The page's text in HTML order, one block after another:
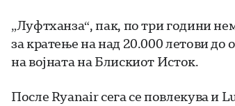
„Луфтханза“, пак, по три години
за кратење на над 20.000 летови
на војната на Блискиот Исток.
После Ryanair сега се повлекува и